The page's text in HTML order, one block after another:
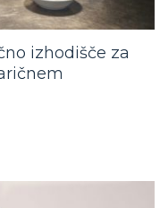
izhodišče za